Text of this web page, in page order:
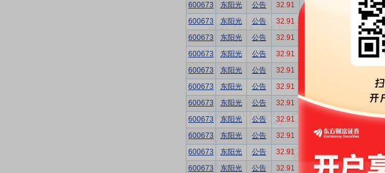
600673
东阳光 公告 32.91 深圳市东阳光实...
600673
东阳光 公告 32.91 深圳市东阳光实...
600673
东阳光 公告 32.91 平安证券-融耀...
600673
东阳光 公告 32.91 深圳市东阳光实...
600673
东阳光 公告 32.91
600673
东阳光 公告 32.91 平安证券-融耀...
600673
东阳光 公告 32.91 2.30 定向资产管理计...
600673
东阳光 公告 32.91 定向资产管理计...
600673
东阳光 公告 32.91 2.30 深圳市东阳光实...
600673
东阳光 公告 32.91 东莞市东阳光投...
600673
东阳光 公告 32.91 2.30 东莞市东阳光投...